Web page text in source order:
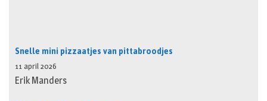
Snelle mini pizzaatjes van pittabroodjes
11 april 2026
Erik Manders